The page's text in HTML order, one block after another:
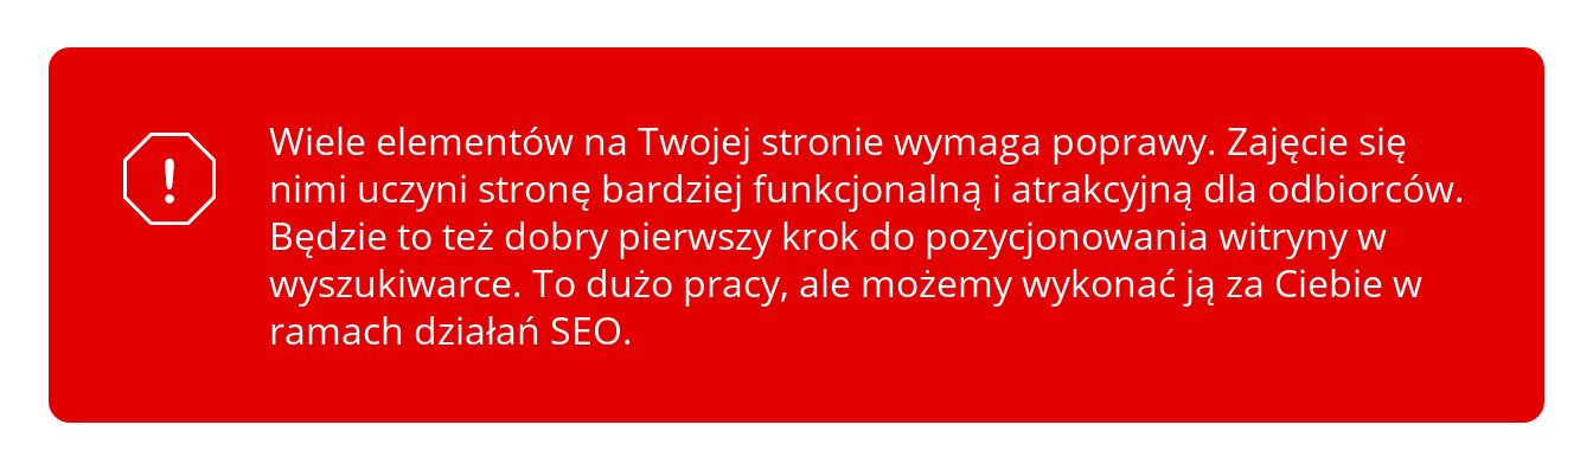
Wiele elementów na Twojej stronie wymaga poprawy. Zajęcie się
nimi uczyni stronę bardziej funkcjonalną i atrakcyjną dla odbiorców.
Będzie to też dobry pierwszy krok do pozycjonowania witryny w
wyszukiwarce. To dużo pracy, ale możemy wykonać ją za Ciebie w
ramach działań SEO.